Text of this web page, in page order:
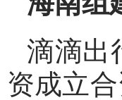
滴滴出
资成立